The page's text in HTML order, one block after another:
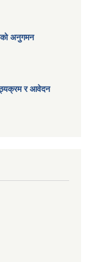
अनुगमन
र आवेदन